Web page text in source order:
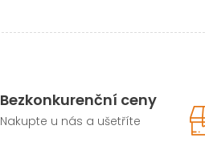
Bezkonkurenční ceny
Nakupte u nás a ušetříte